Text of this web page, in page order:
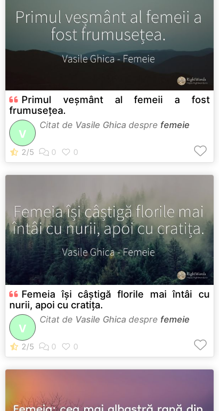
Primul veșmânt al femeii a fost
frumusețea.
V
Citat de Vasile Ghica despre femeie
Femeia își câștigă florile mai întâi cu
nurii, apoi cu cratița.
V
Citat de Vasile Ghica despre femeie